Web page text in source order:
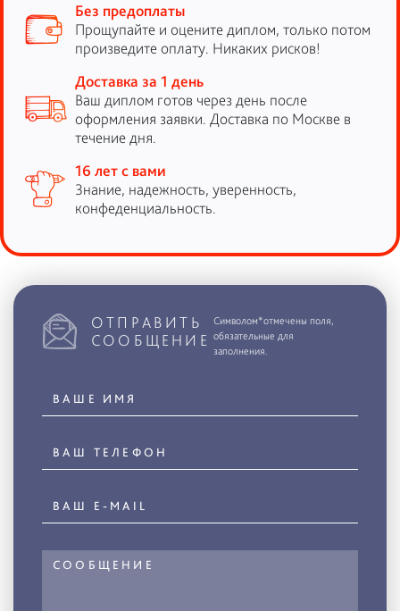
Без предоплаты
Прощупайте и оцените диплом, только потом
произведите оплату. Никаких рисков!
Доставка за 1 день
Ваш диплом готов через день после
оформления заявки. Доставка по Москве в
течение дня.
16 лет с вами
Знание, надежность, уверенность,
конфеденциальность.
ОТПРАВИТЬ
СООБЩЕНИЕ
Символом*отмечены поля,
обязательные для
заполнения.